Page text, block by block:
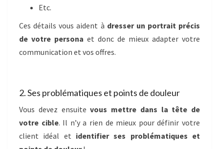
Etc.
Ces détails vous aident à dresser un portrait précis
de votre persona et donc de mieux adapter votre
communication et vos offres.
2. Ses problématiques et points de douleur
Vous devez ensuitevous mettre dans la tête de
votre cible. Il n’y a rien de mieux pour définir votre
client idéal et identifier ses problématiques et